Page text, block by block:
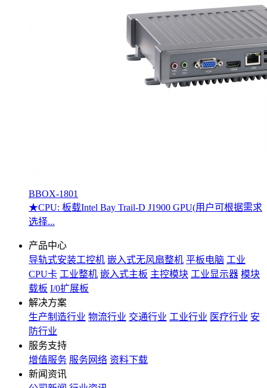
BBOX-1801
★CPU: 板载Intel Bay Trail-D J1900 GPU(用户可根据需求
选择...
产品中心
导轨式安装工控机 嵌入式无风扇整机 平板电脑 工业
CPU卡 工业整机 嵌入式主板 主控模块 工业显示器 模块
载板 I/0扩展板
解决方案
生产制造行业 物流行业 交通行业 工业行业 医疗行业 安
防行业
服务支持
增值服务 服务网络 资料下载
新闻资讯